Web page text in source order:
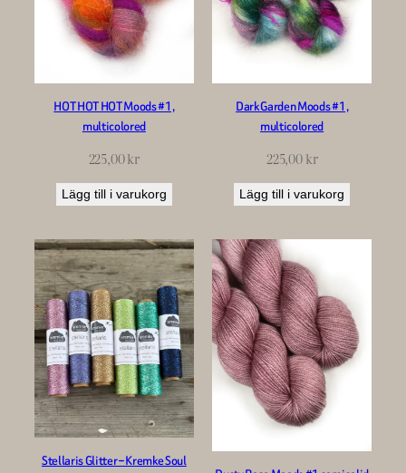
HOT HOT HOT Moods #1,
multicolored
225,00kr
Lägg till i varukorg
Dark Garden Moods #1,
multicolored
225,00kr
Lägg till i varukorg
Stellaris Glitter – Kremke Soul